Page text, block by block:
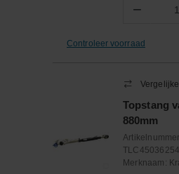
− Aantal
Controleer voorraad
Topstang
880mm
Merknaam: